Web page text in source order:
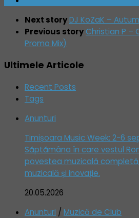
Next storyDJ KoZaK –
Previous storyChristian P –
Promo Mix)
Ultimele Articole
Recent Posts
Tags
Anunturi
Timișoara Music Week: 2-6
Săptămâna în care vestul
povestea muzicală
muzicală și inovație.
20.05.2026
Anunturi / Muzică de Club